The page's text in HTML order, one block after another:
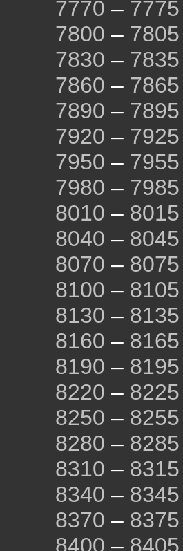
7770 – 7775
7800 – 7805
7830 – 7835
7860 – 7865
7890 – 7895
7920 – 7925
7950 – 7955
7980 – 7985
8010 – 8015
8040 – 8045
8070 – 8075
8100 – 8105
8130 – 8135
8160 – 8165
8190 – 8195
8220 – 8225
8250 – 8255
8280 – 8285
8310 – 8315
8340 – 8345
8370 – 8375
8400 – 8405